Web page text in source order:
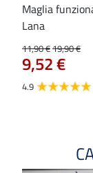
Maglia
Lana
11,90 €19,90 €
9,52 €
4.9